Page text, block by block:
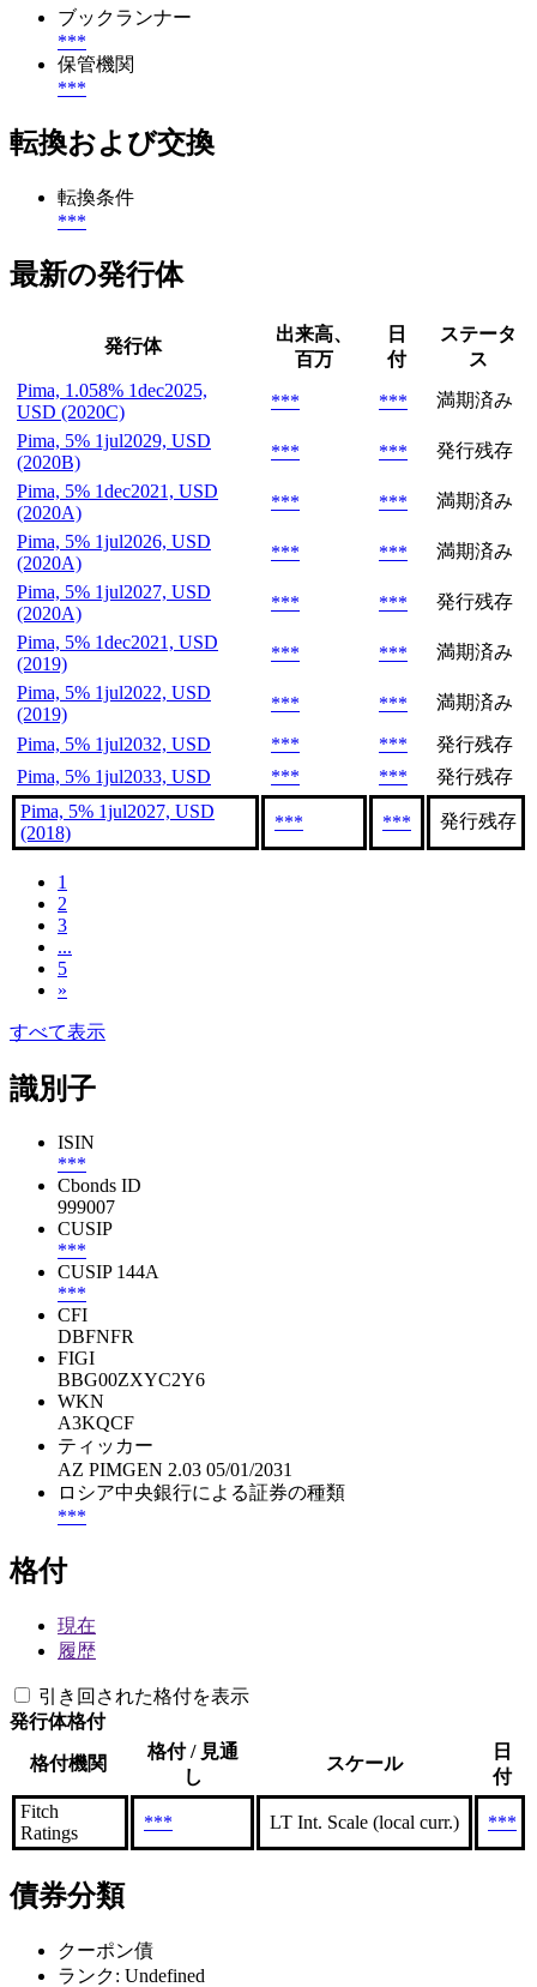
ブックランナー
***
保管機関
***
転換および交換
転換条件
***
最新の発行体
発行体
出来高、
百万
日
付
ステータ
ス
Pima, 1.058% 1dec2025,
USD (2020C)
*** ***
満期済み
Pima, 5% 1jul2029, USD
(2020B)
*** ***
発行残存
Pima, 5% 1dec2021, USD
(2020A)
*** ***
満期済み
Pima, 5% 1jul2026, USD
(2020A)
*** ***
満期済み
Pima, 5% 1jul2027, USD
(2020A)
*** ***
発行残存
Pima, 5% 1dec2021, USD
(2019)
*** ***
満期済み
Pima, 5% 1jul2022, USD
(2019)
*** *** 満期済み
Pima, 5% 1jul2032, USD *** ***
発行残存
Pima, 5% 1jul2033, USD
*** ***
発行残存
Pima, 5% 1jul2027, USD
(2018)
*** *** 発行残存
1
2
3
...
5
»
すべて表示
識別子
ISIN
***
Cbonds ID
999007
CUSIP
***
CUSIP 144A
***
CFI
DBFNFR
FIGI
BBG00ZXYC2Y6
WKN
A3KQCF
ティッカー
AZ PIMGEN 2.03 05/01/2031
ロシア中央銀行による証券の種類
***
格付
現在
履歴
引き回された格付を表示
発行体格付
格付機関
格付 / 見通
し
スケール
日
付
Fitch
Ratings
*** LT Int. Scale (local curr.) ***
債券分類
クーポン債
ランク: Undefined